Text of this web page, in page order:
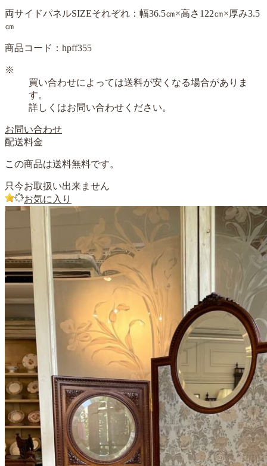
両サイドパネルSIZEそれぞれ：幅36.5㎝×高さ122㎝×厚み3.5
㎝
商品コード：hpff355
※
買い合わせによっては送料が安くなる場合がありま
す。
詳しくはお問い合わせください。
お問い合わせ
配送料金
この商品は送料無料です。
只今お取扱い出来ません
お気に入り